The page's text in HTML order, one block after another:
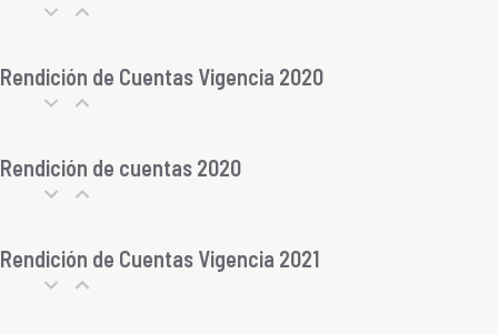
Rendición de Cuentas Vigencia 2020
Rendición de cuentas 2020
Rendición de Cuentas Vigencia 2021